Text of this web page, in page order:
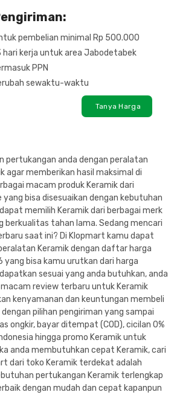
pembelian minimal Rp 500.000
hari kerja untuk area Jabodetabek
PPN
sewaktu-waktu
Tanya Harga
pertukangan anda dengan peralatan
agar memberikan hasil maksimal di
macam produk Keramik dari
yang bisa disesuaikan dengan kebutuhan
memilih Keramik dari berbagai merk
berkualitas tahan lama. Sedang mencari
saat ini? Di Klopmart kamu dapat
Keramik dengan daftar harga
bisa kamu urutkan dari harga
sesuai yang anda butuhkan, anda
review terbaru untuk Keramik
kenyamanan dan keuntungan membeli
pilihan pengiriman yang sampai
ongkir, bayar ditempat (COD), cicilan 0%
hingga promo Keramik untuk
anda membutuhkan cepat Keramik, cari
dari toko Keramik terdekat adalah
pertukangan Keramik terlengkap
dengan mudah dan cepat kapanpun